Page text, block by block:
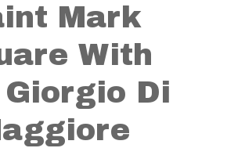
Mark
With
Giorgio Di